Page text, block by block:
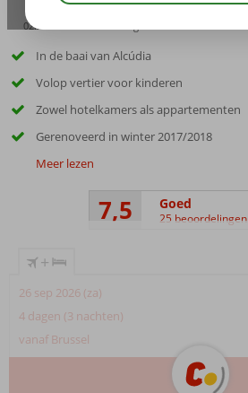
02:30
In de baai van Alcúdia
Volop vertier voor kinderen
Zowel hotelkamers als appartementen
Gerenoveerd in winter 2017/2018
Meer lezen
7,5 Goed
25 beoordelingen
+
26 sep 2026 (za)
4 dagen (3 nachten)
vanaf Brussel